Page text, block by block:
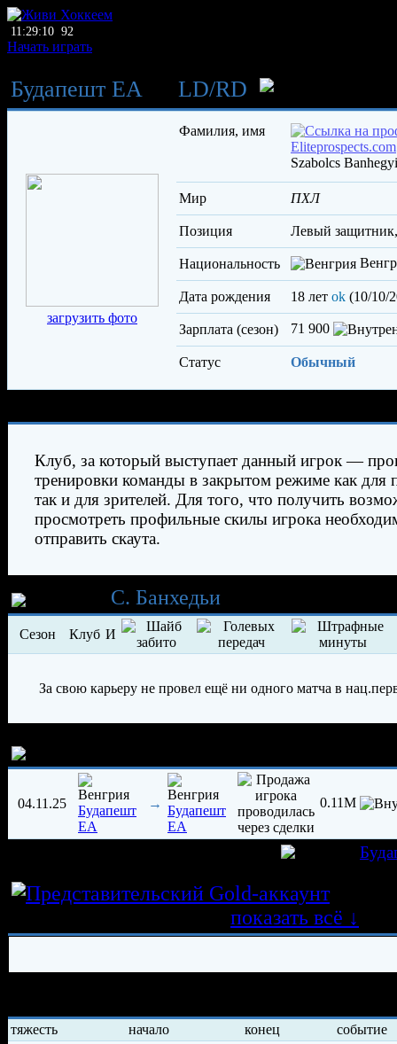
11:29:10 92
Начать играть
Будапешт ЕА LD/RD
загрузить фото
Фамилия, имя
Szabolcs Banhegyi
Мир ПХЛ
Позиция левый
Национальность
Дата рождения 18 лет ok (10/10/
Зарплата (сезон) 71 900
Статус Обычный
Клуб, за который выступает данный игрок —
тренировки команды в закрытом режиме как для
так и для зрителей. Для того, что получить
просмотреть профильные скилы игрока
отправить скаута.
С. Банхедьи
Сезон Клуб И
За свою карьеру не провел ещё ни одного матча в
04.11.25
Будапешт
ЕА
→ Будапешт
ЕА
0.11M
показать всё ↓
тяжесть начало конец
событие